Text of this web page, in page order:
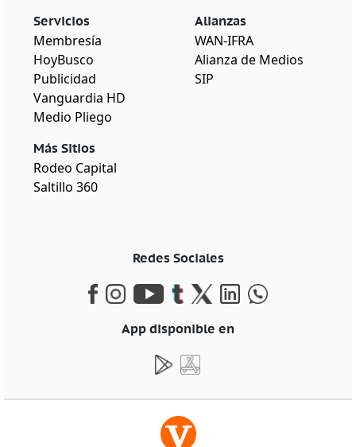
Servicios
Membresía
HoyBusco
Publicidad
Vanguardia HD
Medio Pliego
Más Sitios
Rodeo Capital
Saltillo 360
Alianzas
WAN-IFRA
Alianza de Medios
SIP
Redes Sociales
App disponible en